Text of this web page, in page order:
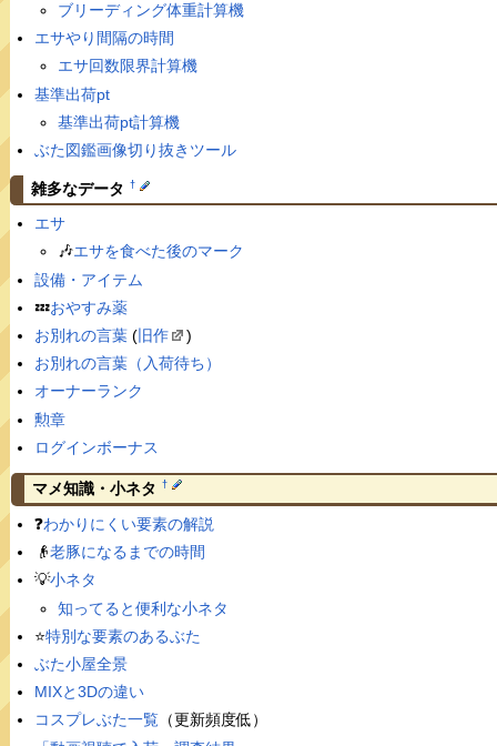
ブリーディング体重計算機
エサやり間隔の時間
エサ回数限界計算機
基準出荷pt
基準出荷pt計算機
ぶた図鑑画像切り抜きツール
雑多なデータ †
エサ
🎶エサを食べた後のマーク
設備・アイテム
💤おやすみ薬
お別れの言葉(旧作
)
お別れの言葉（入荷待ち）
オーナーランク
勲章
ログインボーナス
マメ知識・小ネタ †
❓わかりにくい要素の解説
👴老豚になるまでの時間
💡小ネタ
知ってると便利な小ネタ
⭐️特別な要素のあるぶた
ぶた小屋全景
MIXと3Dの違い
コスプレぶた一覧（更新頻度低）